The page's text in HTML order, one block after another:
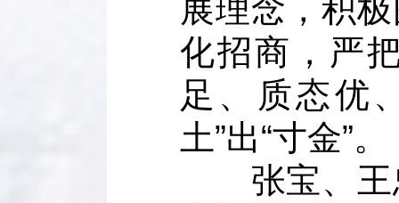
展理念，积
化招商，严
足、质态优
土”出“寸金”。
张宝、王